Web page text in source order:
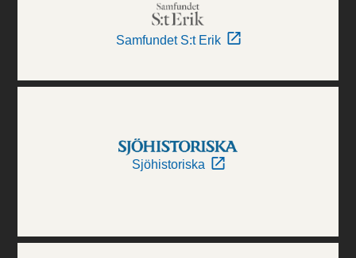
Samfundet S:t Erik
Sjöhistoriska